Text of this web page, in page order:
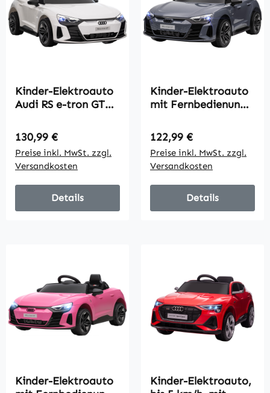
Kinder-Elektroauto
Audi RS e-tron GT
Fernbedienung,
Scheinwerfern,
Musikfunktion, weiß,
103 x 58 x 41cm
Regulärer Preis:
130,99 €
Preise inkl. MwSt. zzgl.
Versandkosten
Details
Kinder-Elektroauto
mit Fernbedienung,
Hupe, Musik,
Scheinwerfer, bis 5
km/h, 3-5 Jahre,
Grau
Regulärer Preis:
122,99 €
Preise inkl. MwSt. zzgl.
Versandkosten
Details
Kinder-Elektroauto
Kinder-Elektroauto,